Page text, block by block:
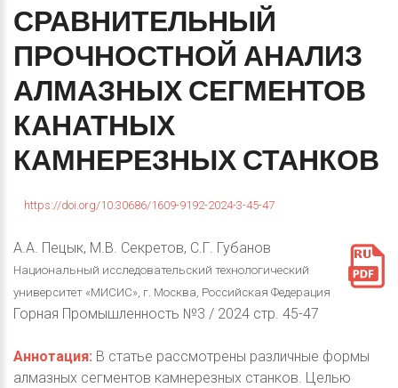
СРАВНИТЕЛЬНЫЙ
ПРОЧНОСТНОЙ АНАЛИЗ
АЛМАЗНЫХСЕГМЕНТОВ
КАНАТНЫХ
КАМНЕРЕЗНЫХСТАНКОВ
https://doi.org/10.30686/1609-9192-2024-3-45-47
А.А. Пецык, М.В. Секретов, С.Г. Губанов
Национальный исследовательский технологический
университет «МИСИС», г. Москва, Российская Федерация
Горная Промышленность №3 / 2024 стр. 45-47
Аннотация: В статье рассмотрены различные формы
алмазных сегментов камнерезных станков. Целью